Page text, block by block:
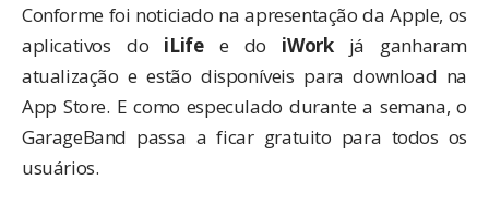
Conforme foi noticiado naapresentação da Apple, os
aplicativos do iLifee do iWorkjá ganharam
atualização e estão disponíveis para download na
App Store. E como especuladodurante a semana, o
GarageBand passa a ficar gratuito para todos os
usuários.